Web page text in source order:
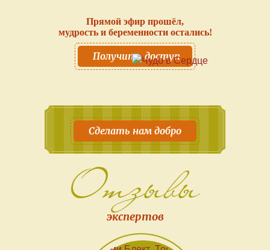
Прямой эфир прошёл,
мудрость и беременности остались!
Получить доступ
Сделать нам добро
Отзывы
экспертов
Предыдущий